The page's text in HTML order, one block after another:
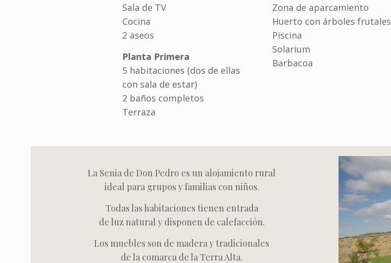
Sala de TV
Cocina
2 aseos
Planta Primera
5 habitaciones (dos de ellas
con sala de estar)
2 baños completos
Terraza
Zona de aparcamiento
Huerto con árboles frutales
Piscina
Solarium
Barbacoa
La Senia de Don Pedro es un alojamiento rural
ideal para grupos y familias con niños.
Todas las habitaciones tienen entrada
de luz natural y disponen de calefacción.
Los muebles son de madera y tradicionales
de la comarca de la Terra Alta.